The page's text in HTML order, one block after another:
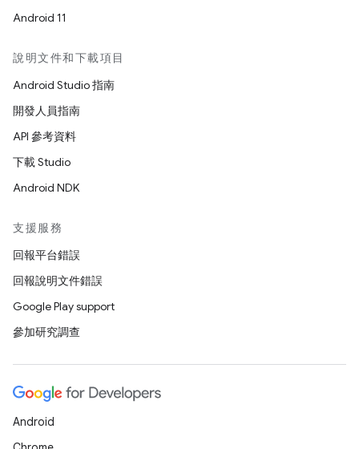
Android 11
說明文件和下載項目
Android Studio 指南
開發人員指南
API 參考資料
下載 Studio
Android NDK
支援服務
回報平台錯誤
回報說明文件錯誤
Google Play support
參加研究調查
Android